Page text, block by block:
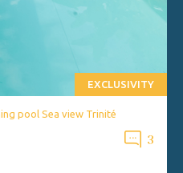
EXCLUSIVITY
pool Sea view Trinité
3